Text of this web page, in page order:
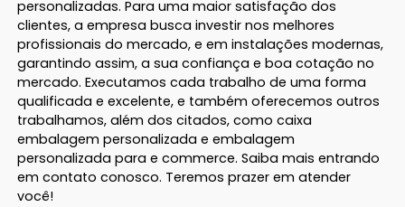
personalizadas. Para uma maior satisfação dos
clientes, a empresa busca investir nos melhores
profissionais do mercado, e em instalações modernas,
garantindo assim, a sua confiança e boa cotação no
mercado. Executamos cada trabalho de uma forma
qualificada e excelente, e também oferecemos outros
trabalhamos, além dos citados, como caixa
embalagem personalizada e embalagem
personalizada para e commerce. Saiba mais entrando
em contato conosco. Teremos prazer em atender
você!